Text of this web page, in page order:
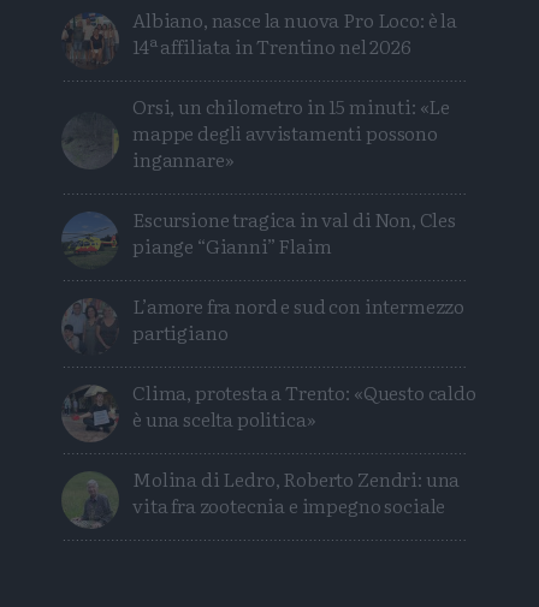
Albiano, nasce la nuova Pro Loco: è la
14ª affiliata in Trentino nel 2026
Orsi, un chilometro in 15 minuti: «Le
mappe degli avvistamenti possono
ingannare»
Escursione tragica in val di Non, Cles
piange “Gianni” Flaim
L’amore fra nord e sud con intermezzo
partigiano
Clima, protesta a Trento: «Questo caldo
è una scelta politica»
Molina di Ledro, Roberto Zendri: una
vita fra zootecnia e impegno sociale